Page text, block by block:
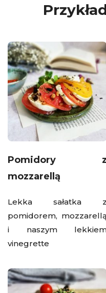
Pomidory z
mozzarellą
Lekka sałatka z
pomidorem, mozzarellą
i naszym
vinegrette